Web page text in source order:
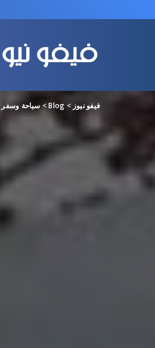
فيفو نيوز >
Blog
>سياحة وسفر